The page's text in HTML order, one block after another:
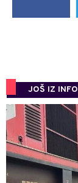
JOŠ IZ INFO